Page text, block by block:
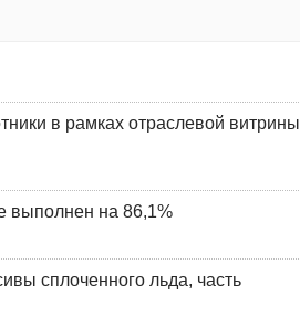
в рамках отраслевой витрины
выполнен на 86,1%
сплоченного льда, часть